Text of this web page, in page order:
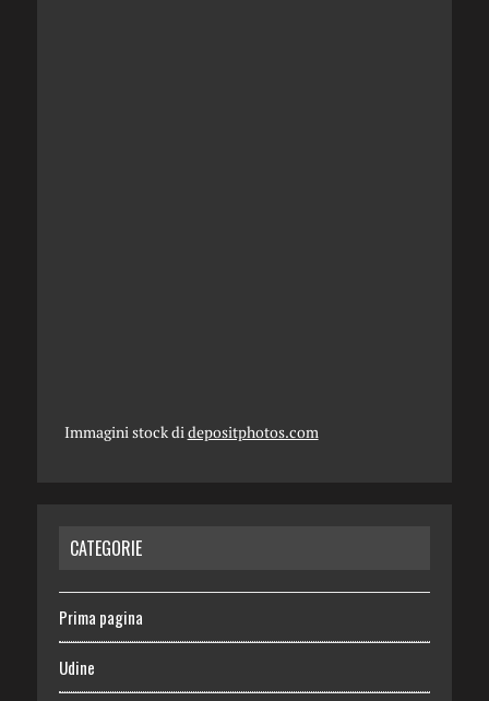
Immagini stock didepositphotos.com
CATEGORIE
Prima pagina
Udine